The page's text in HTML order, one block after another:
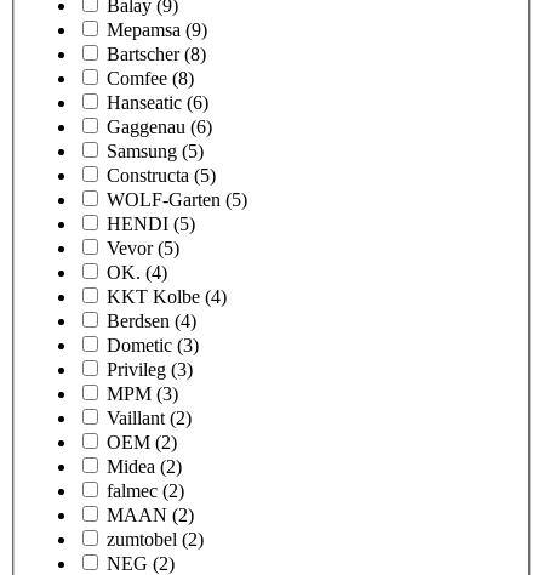
Balay (9)
Mepamsa (9)
Bartscher (8)
Comfee (8)
Hanseatic (6)
Gaggenau (6)
Samsung (5)
Constructa (5)
WOLF-Garten (5)
HENDI (5)
Vevor (5)
OK. (4)
KKT Kolbe (4)
Berdsen (4)
Dometic (3)
Privileg (3)
MPM (3)
Vaillant (2)
OEM (2)
Midea (2)
falmec (2)
MAAN (2)
zumtobel (2)
NEG (2)